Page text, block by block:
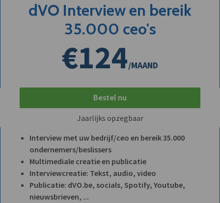
dVO Interview en bereik
35.000 ceo's
€124/MAAND
Bestel nu
Jaarlijks opzegbaar
Interview met uw bedrijf/ceo en bereik 35.000
ondernemers/beslissers
Multimediale creatie en publicatie
Interviewcreatie: Tekst, audio, video
Publicatie: dVO.be, socials, Spotify, Youtube,
nieuwsbrieven, ...